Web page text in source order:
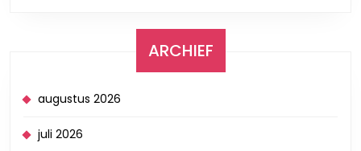
ARCHIEF
augustus 2026
juli 2026